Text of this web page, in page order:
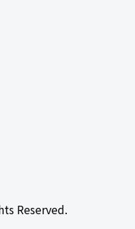
Reserved.